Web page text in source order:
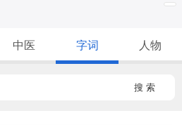
中医 字词 人物
搜 索